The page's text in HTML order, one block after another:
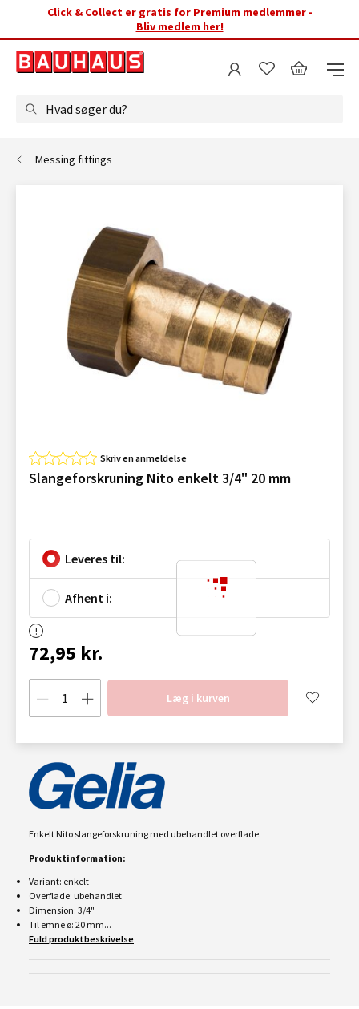
Click & Collect er gratis for Premium medlemmer -
Bliv medlem her!
Hvad søger du?
Messing fittings
Skriv en anmeldelse
Slangeforskruning Nito enkelt 3/4" 20 mm
Leveres til:
Afhent i:
72,95 kr.
Læg i kurven
Enkelt Nito slangeforskruning med ubehandlet overflade.
Produktinformation:
Variant: enkelt
Overflade: ubehandlet
Dimension: 3/4"
Til emne ø: 20 mm...
Fuld produktbeskrivelse